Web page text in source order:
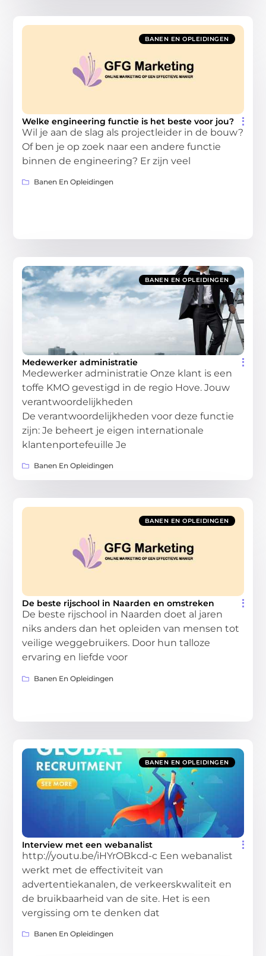
BANEN EN OPLEIDINGEN
Welke engineering functie is het beste voor jou?
Wil je aan de slag als projectleider in de bouw?
Of ben je op zoek naar een andere functie
binnen de engineering? Er zijn veel
Banen En Opleidingen
BANEN EN OPLEIDINGEN
Medewerker administratie
Medewerker administratie Onze klant is een
toffe KMO gevestigd in de regio Hove. Jouw
verantwoordelijkheden
De verantwoordelijkheden voor deze functie
zijn: Je beheert je eigen internationale
klantenportefeuille Je
Banen En Opleidingen
BANEN EN OPLEIDINGEN
De beste rijschool in Naarden en omstreken
De beste rijschool in Naarden doet al jaren
niks anders dan het opleiden van mensen tot
veilige weggebruikers. Door hun talloze
ervaring en liefde voor
Banen En Opleidingen
BANEN EN OPLEIDINGEN
Interview met een webanalist
http://youtu.be/iHYrOBkcd-c Een webanalist
werkt met de effectiviteit van
advertentiekanalen, de verkeerskwaliteit en
de bruikbaarheid van de site. Het is een
vergissing om te denken dat
Banen En Opleidingen